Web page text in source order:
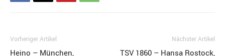
Vorheriger Artikel
Heino – München,
Nächster Artikel
TSV 1860 – Hansa Rostock,